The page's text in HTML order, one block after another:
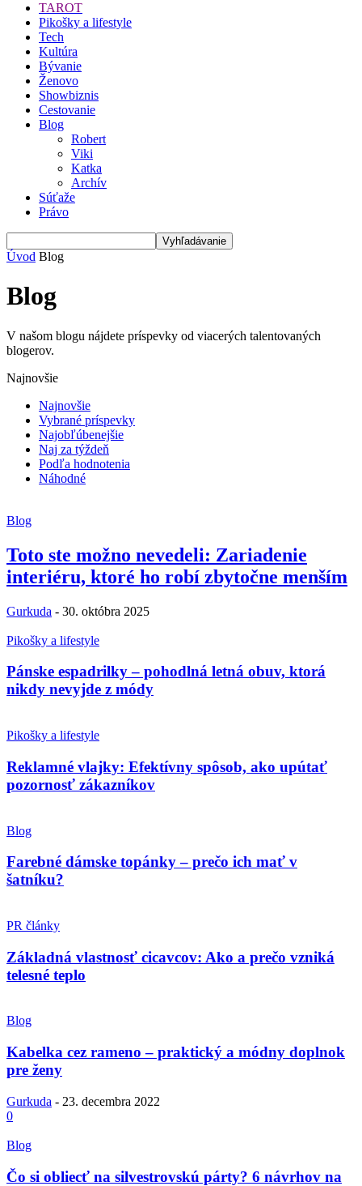
TAROT
Pikošky a lifestyle
Tech
Kultúra
Bývanie
Ženovo
Showbiznis
Cestovanie
Blog
Robert
Viki
Katka
Archív
Súťaže
Právo
Úvod Blog
Blog
V našom blogu nájdete príspevky od viacerých talentovaných
blogerov.
Najnovšie
Najnovšie
Vybrané príspevky
Najobľúbenejšie
Naj za týždeň
Podľa hodnotenia
Náhodné
Blog
Toto ste možno nevedeli: Zariadenie
interiéru, ktoré ho robí zbytočne menším
Gurkuda - 30. októbra 2025
Pikošky a lifestyle
Pánske espadrilky – pohodlná letná obuv, ktorá
nikdy nevyjde z módy
Pikošky a lifestyle
Reklamné vlajky: Efektívny spôsob, ako upútať
pozornosť zákazníkov
Blog
Farebné dámske topánky – prečo ich mať v
šatníku?
PR články
Základná vlastnosť cicavcov: Ako a prečo vzniká
telesné teplo
Blog
Kabelka cez rameno – praktický a módny doplnok
pre ženy
Gurkuda - 23. decembra 2022
0
Blog
Čo si obliecť na silvestrovskú párty? 6 návrhov na